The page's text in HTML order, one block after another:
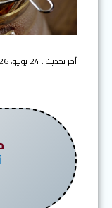
آخر تحديث : 24 يونيو، 2026